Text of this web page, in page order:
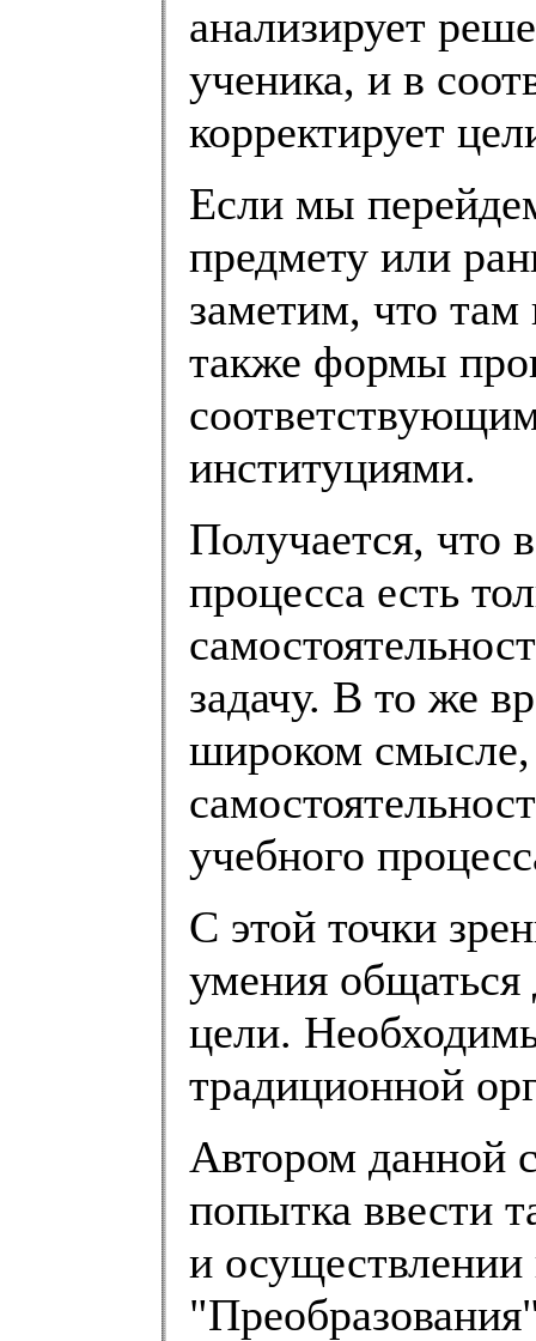
анализирует
ученика, и в
корректирует
Если мы
предмету или
заметим, что
также формы
институциями.
Получается, что
процесса есть
задачу. В то же
широком смысле,
учебного
С этой точки
умения
цели.
традиционной
Автором данной
попытка ввести
и